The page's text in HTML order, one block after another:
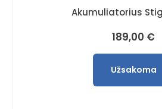
Akumuliatorius
189,00 €
Užsakoma